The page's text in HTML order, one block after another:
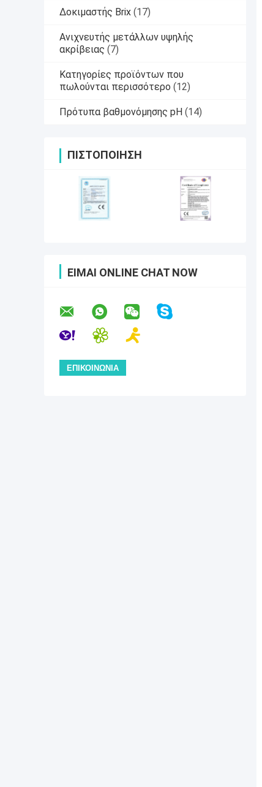
Δοκιμαστής Brix (17)
Ανιχνευτής μετάλλων υψηλής
ακρίβειας (7)
Κατηγορίες προϊόντων που
πωλούνται περισσότερο (12)
Πρότυπα βαθμονόμησης pH (14)
ΠΙΣΤΟΠΟΊΗΣΗ
ΕΊΜΑΙ ONLINE CHAT NOW